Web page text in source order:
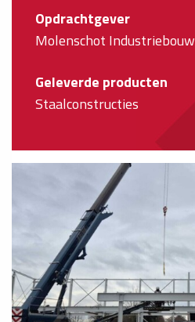
Opdrachtgever
Molenschot Industriebouw
Geleverde producten
Staalconstructies